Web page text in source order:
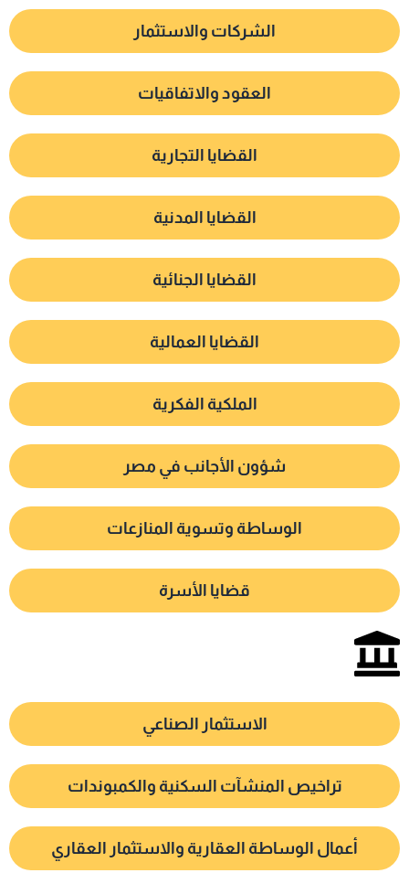
الشركات والاستثمار
العقود والاتفاقيات
القضايا التجارية
القضايا المدنية
القضايا الجنائية
القضايا العمالية
الملكية الفكرية
شؤون الأجانب في مصر
الوساطة وتسوية المنازعات
قضايا الأسرة
الاستثمار الصناعي
تراخيص المنشآت السكنية والكمبوندات
أعمال الوساطة العقارية والاستثمار العقاري